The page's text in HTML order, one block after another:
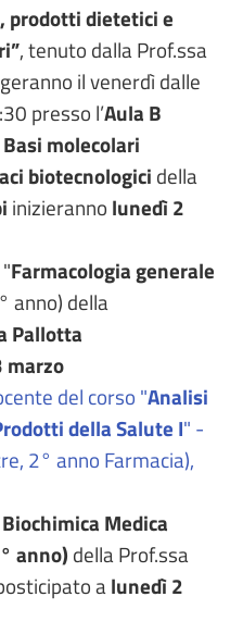
prodotti dietetici e
, tenuto dalla Prof.ssa
il venerdì dalle
presso l’Aula B
Basi molecolari
biotecnologici della
inizieranno lunedì 2
Farmacologia generale
anno) della
Pallotta
marzo
del corso "Analisi
della Salute I" -
2° anno Farmacia),
Biochimica Medica
anno) della Prof.ssa
alunedì 2